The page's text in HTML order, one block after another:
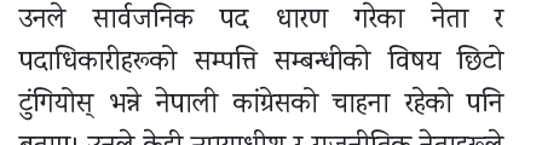
उनले सार्वजनिक पद धारण गरेका नेता र
पदाधिकारीहरूको सम्पत्ति सम्बन्धीको विषय छिटो
टुंगियोस् भन्ने नेपाली कांग्रेसको चाहना रहेको पनि